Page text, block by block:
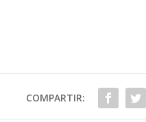
COMPARTIR: